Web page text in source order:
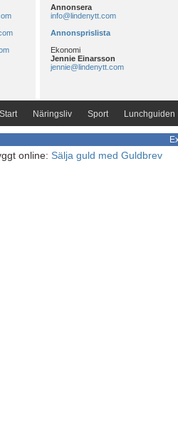
Annonsera
info@lindenytt.com
Annonsprislista
Ekonomi
Jennie Einarsson
jennie@lindenytt.com
Start Näringsliv Sport Lunchguiden
online: Sälja guld med Guldbrev